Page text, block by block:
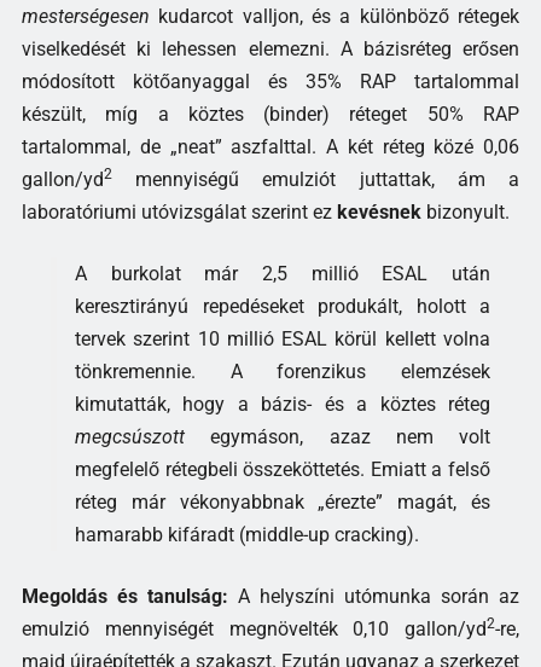
mesterségesen kudarcot valljon, és a különböző rétegek
viselkedését ki lehessen elemezni. A bázisréteg erősen
módosított kötőanyaggal és 35% RAP tartalommal
készült, míg a köztes (binder) réteget 50% RAP
tartalommal, de „neat” aszfalttal. A két réteg közé 0,06
gallon/yd2
mennyiségű emulziót juttattak, ám a
laboratóriumi utóvizsgálat szerint ez kevésnek bizonyult.
A burkolat már 2,5 millió ESAL után
keresztirányú repedéseket produkált, holott a
tervek szerint 10 millió ESAL körül kellett volna
tönkremennie. A forenzikus elemzések
kimutatták, hogy a bázis- és a köztes réteg
megcsúszott egymáson, azaz nem volt
megfelelő rétegbeli összeköttetés. Emiatt a felső
réteg már vékonyabbnak „érezte” magát, és
hamarabb kifáradt (middle-up cracking).
Megoldás és tanulság: A helyszíni utómunka során az
emulzió mennyiségét megnövelték 0,10 gallon/yd2-re,
majd újraépítették a szakaszt. Ezután ugyanaz a szerkezet